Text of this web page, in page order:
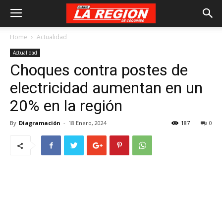
Home Actualidad
Actualidad
Choques contra postes de
electricidad aumentan en un
20% en la región
By Diagramación - 18 Enero, 2024 0
187